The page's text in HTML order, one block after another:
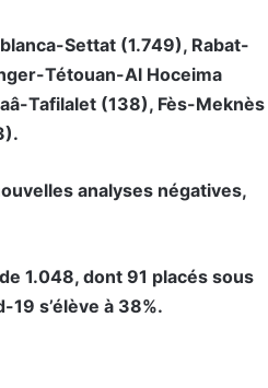
Settat (1.749), Rabat-
Tétouan-Al Hoceima
Tafilalet (138), Fès-Meknès
analyses négatives,
1.048, dont 91 placés sous
s’élève à 38%.